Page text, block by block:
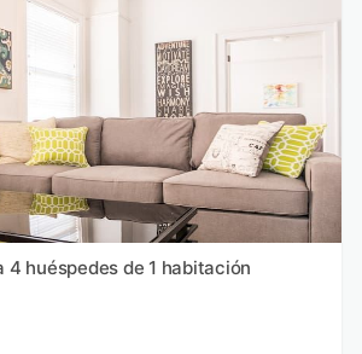
4 huéspedes de 1 habitación